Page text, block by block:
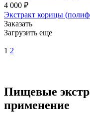
4 000 ₽
Экстракт корицы
Заказать
Загрузить еще
1 2
Пищевые
применение